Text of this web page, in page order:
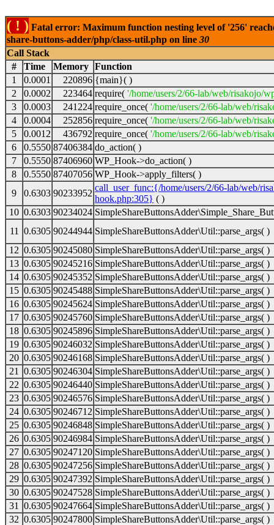
( ! ) Fatal error: Maximum function nesting level of '256'
share-buttons-adder/php/class-util.php on line 30
Call Stack
#
Time Memory Function
1
0.0001 220896 {main}( )
2
0.0002 223464 require( '/home/users/2/66-lab/web/risakojo/
3
0.0003 241224 require_once( '/home/users/2/66-lab/web/
4
0.0004 252856 require_once( '/home/users/2/66-lab/web/
5
0.0012 436792 require_once( '/home/users/2/66-lab/web/
6
0.5550 87406384 do_action( )
7
0.5550 87406960 WP_Hook->do_action( )
8
0.5550 87407056 WP_Hook->apply_filters( )
9
0.6303 90233952
call_user_func:{/home/users/2/66-lab/web/
hook.php:305} ( )
10 0.6303 90234024
11
0.6305 90244944 SimpleShareButtonsAdder\Util::parse_args( )
12 0.6305 90245080 SimpleShareButtonsAdder\Util::parse_args( )
13 0.6305 90245216 SimpleShareButtonsAdder\Util::parse_args( )
14 0.6305 90245352 SimpleShareButtonsAdder\Util::parse_args( )
15 0.6305 90245488 SimpleShareButtonsAdder\Util::parse_args( )
16 0.6305 90245624 SimpleShareButtonsAdder\Util::parse_args( )
17 0.6305 90245760 SimpleShareButtonsAdder\Util::parse_args( )
18 0.6305 90245896 SimpleShareButtonsAdder\Util::parse_args( )
19 0.6305 90246032 SimpleShareButtonsAdder\Util::parse_args( )
20 0.6305 90246168 SimpleShareButtonsAdder\Util::parse_args( )
21
0.6305 90246304 SimpleShareButtonsAdder\Util::parse_args( )
22 0.6305 90246440 SimpleShareButtonsAdder\Util::parse_args( )
23 0.6305 90246576 SimpleShareButtonsAdder\Util::parse_args( )
24 0.6305 90246712 SimpleShareButtonsAdder\Util::parse_args( )
25 0.6305 90246848 SimpleShareButtonsAdder\Util::parse_args( )
26 0.6305 90246984 SimpleShareButtonsAdder\Util::parse_args( )
27 0.6305 90247120 SimpleShareButtonsAdder\Util::parse_args( )
28 0.6305 90247256 SimpleShareButtonsAdder\Util::parse_args( )
29 0.6305 90247392 SimpleShareButtonsAdder\Util::parse_args( )
30 0.6305 90247528 SimpleShareButtonsAdder\Util::parse_args( )
31
0.6305 90247664 SimpleShareButtonsAdder\Util::parse_args( )
32 0.6305 90247800 SimpleShareButtonsAdder\Util::parse_args( )